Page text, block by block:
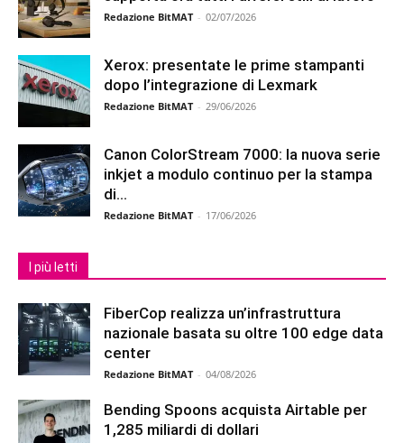
Redazione BitMAT - 02/07/2026
Xerox: presentate le prime stampanti
dopo l’integrazione di Lexmark
Redazione BitMAT - 29/06/2026
Canon ColorStream 7000: la nuova serie
inkjet a modulo continuo per la stampa
di...
Redazione BitMAT - 17/06/2026
I più letti
FiberCop realizza un’infrastruttura
nazionale basata su oltre 100 edge data
center
Redazione BitMAT - 04/08/2026
Bending Spoons acquista Airtable per
1,285 miliardi di dollari